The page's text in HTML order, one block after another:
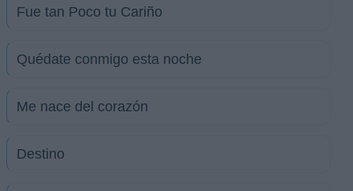
Fue tan Poco tu Cariño
Quédate conmigo esta noche
Me nace del corazón
Destino